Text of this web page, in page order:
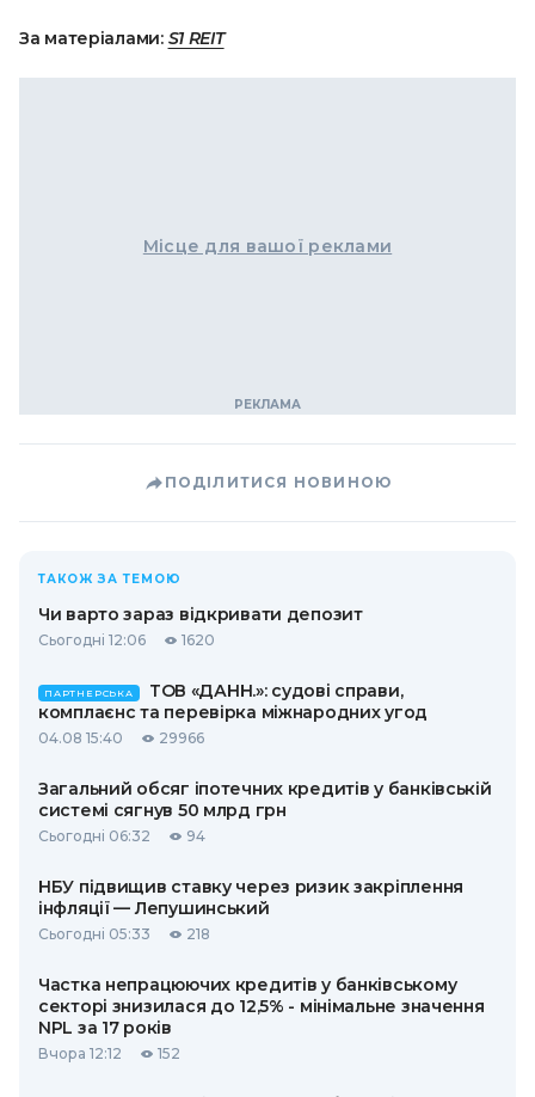
За матеріалами: S1 REIT
Місце для вашої реклами
ПОДІЛИТИСЯ НОВИНОЮ
ТАКОЖ ЗА ТЕМОЮ
Чи варто зараз відкривати депозит
Сьогодні 12:06 1620
ПАРТНЕРСЬКА
ТОВ «ДАНН.»: судові справи,
комплаєнс та перевірка міжнародних угод
04.08 15:40 29966
Загальний обсяг іпотечних кредитів у банківській
системі сягнув 50 млрд грн
Сьогодні 06:32 94
НБУ підвищив ставку через ризик закріплення
інфляції — Лепушинський
Сьогодні 05:33 218
Частка непрацюючих кредитів у банківському
секторі знизилася до 12,5% - мінімальне значення
NPL за 17 років
Вчора 12:12 152